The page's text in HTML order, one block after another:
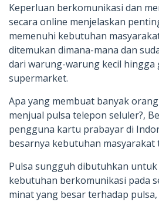
Keperluan berkomunikasi dan
secara online menjelaskan
memenuhi kebutuhan
ditemukan dimana-mana dan
dari warung-warung kecil hingga
supermarket.
Apa yang membuat banyak
menjual pulsa telepon seluler?,
pengguna kartu prabayar di
besarnya kebutuhan masyarakat
Pulsa sungguh dibutuhkan
kebutuhan berkomunikasi pada
minat yang besar terhadap